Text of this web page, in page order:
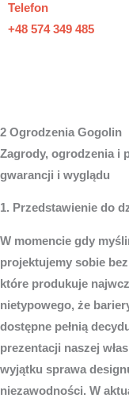
Telefon
+48 574 349 485
2 Ogrodzenia Gogolin
Zagrody, ogrodzenia i
gwarancji i wyglądu
1. Przedstawienie do
W momencie gdy
projektujemy sobie
które produkuje
nietypowego, że
dostępne pełnią
prezentacji naszej
wyjątku sprawa
niezawodności. W